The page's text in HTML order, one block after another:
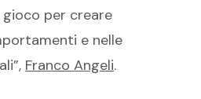
gioco per creare
e nelle
Franco Angeli.